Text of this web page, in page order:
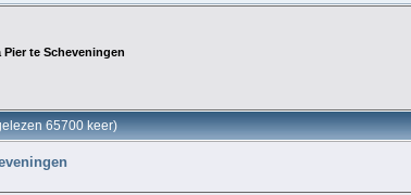
te Scheveningen
65700 keer)